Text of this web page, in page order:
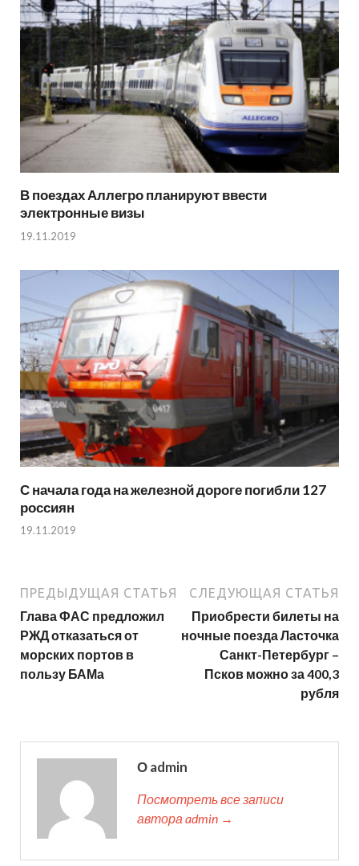
В поездах Аллегро планируют ввести
электронные визы
19.11.2019
С начала года на железной дороге погибли 127
россиян
19.11.2019
ПРЕДЫДУЩАЯ СТАТЬЯ
Глава ФАС предложил
РЖД отказаться от
морских портов в
пользу БАМа
СЛЕДУЮЩАЯ СТАТЬЯ
Приобрести билеты на
ночные поезда Ласточка
Санкт-Петербург –
Псков можно за 400,3
рубля
О admin
Посмотреть все записи
автора admin →